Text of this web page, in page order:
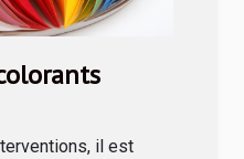
il est